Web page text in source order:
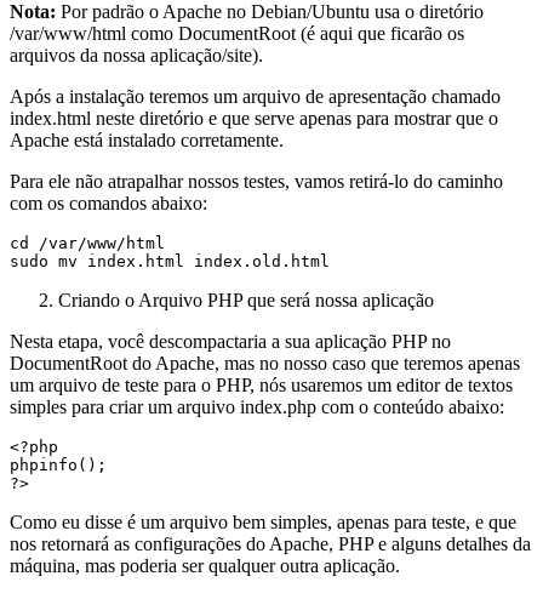
Nota: Por padrão o Apache no Debian/Ubuntu usa o diretório
/var/www/html como DocumentRoot (é aqui que ficarão os
arquivos da nossa aplicação/site).
Após a instalação teremos um arquivo de apresentação chamado
index.html neste diretório e que serve apenas para mostrar que o
Apache está instalado corretamente.
Para ele não atrapalhar nossos testes, vamos retirá-lo do caminho
com os comandos abaixo:
cd /var/www/html
sudo mv index.html index.old.html
Criando o Arquivo PHP que será nossa aplicação
Nesta etapa, você descompactaria a sua aplicação PHP no
DocumentRoot do Apache, mas no nosso caso que teremos apenas
um arquivo de teste para o PHP, nós usaremos um editor de textos
simples para criar um arquivo index.php com o conteúdo abaixo:
<?php
phpinfo();
?>
Como eu disse é um arquivo bem simples, apenas para teste, e que
nos retornará as configurações do Apache, PHP e alguns detalhes da
máquina, mas poderia ser qualquer outra aplicação.